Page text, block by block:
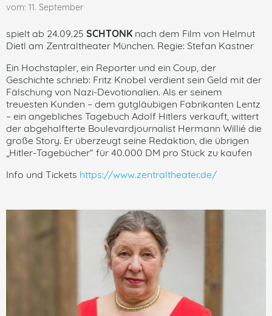
vom: 11. September
spielt ab 24.09.25 SCHTONK nach dem Film von Helmut
Dietl am Zentraltheater München. Regie: Stefan Kastner
Ein Hochstapler, ein Reporter und ein Coup, der
Geschichte schrieb: Fritz Knobel verdient sein Geld mit der
Fälschung von Nazi-Devotionalien. Als er seinem
treuesten Kunden – dem gutgläubigen Fabrikanten Lentz
– ein angebliches Tagebuch Adolf Hitlers verkauft, wittert
der abgehalfterte Boulevardjournalist Hermann Willié die
große Story. Er überzeugt seine Redaktion, die übrigen
„Hitler-Tagebücher“ für 40.000 DM pro Stück zu kaufen
Info und Tickets https://www.zentraltheater.de/